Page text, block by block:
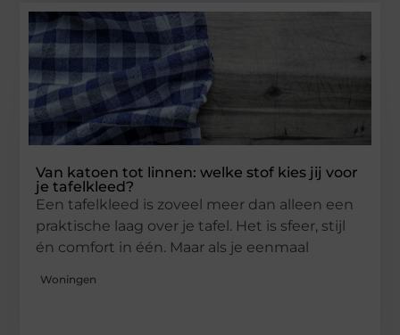
Van katoen tot linnen: welke stof kies jij voor
je tafelkleed?
Een tafelkleed is zoveel meer dan alleen een
praktische laag over je tafel. Het is sfeer, stijl
én comfort in één. Maar als je eenmaal
Woningen